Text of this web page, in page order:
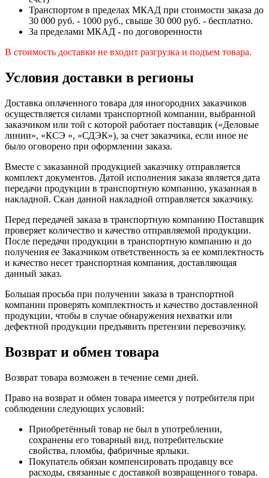
Транспортом в пределах МКАД при стоимости заказа до
30 000 руб. - 1000 руб., свыше 30 000 руб. - бесплатно.
За пределами МКАД - по договоренности
В стоимость доставки не входит разгрузка и подъем товара.
Условия доставки в регионы
Доставка оплаченного товара для иногородних заказчиков
осуществляется силами транспортной компании, выбранной
заказчиком или той с которой работает поставщик («Деловые
линии», «КСЭ », «СДЭК»), за счет заказчика, если иное не
было оговорено при оформлении заказа.
Вместе с заказанной продукцией заказчику отправляется
комплект документов. Датой исполнения заказа является дата
передачи продукции в транспортную компанию, указанная в
накладной. Скан данной накладной отправляется заказчику.
Перед передачей заказа в транспортную компанию Поставщик
проверяет количество и качество отправляемой продукции.
После передачи продукции в транспортную компанию и до
получения ее Заказчиком ответственность за ее комплектность
и качество несет транспортная компания, доставляющая
данный заказ.
Большая просьба при получении заказа в транспортной
компании проверять комплектность и качество доставленной
продукции, чтобы в случае обнаружения нехватки или
дефектной продукции предъявить претензии перевозчику.
Возврат и обмен товара
Возврат товара возможен в течение семи дней.
Право на возврат и обмен товара имеется у потребителя при
соблюдении следующих условий:
Приобретённый товар не был в употреблении,
сохранены его товарный вид, потребительские
свойства, пломбы, фабричные ярлыки.
Покупатель обязан компенсировать продавцу все
расходы, связанные с доставкой возвращенного товара.